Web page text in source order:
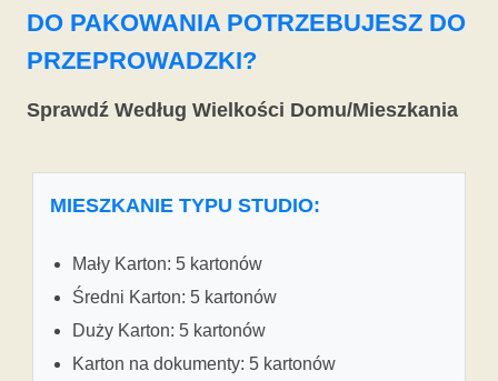
DO PAKOWANIA POTRZEBUJESZ DO
PRZEPROWADZKI?
Sprawdź Według Wielkości Domu/Mieszkania
MIESZKANIE TYPU STUDIO:
Mały Karton: 5 kartonów
Średni Karton: 5 kartonów
Duży Karton: 5 kartonów
Karton na dokumenty: 5 kartonów